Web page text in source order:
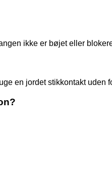
ikke er bøjet eller
en jordet stikkontakt